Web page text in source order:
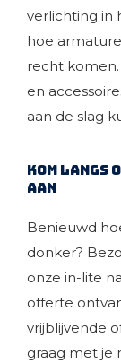
verlichting in
hoe
recht
en
aan de slag
Kom langs
aan
Benieuwd
donker?
onze in-lite
offerte
vrijblijvende
graag met je